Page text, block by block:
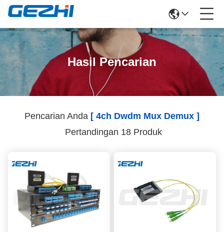
Hasil Pencarian
Pencarian Anda [ 4ch Dwdm Mux Demux ]
Pertandingan 18 Produk